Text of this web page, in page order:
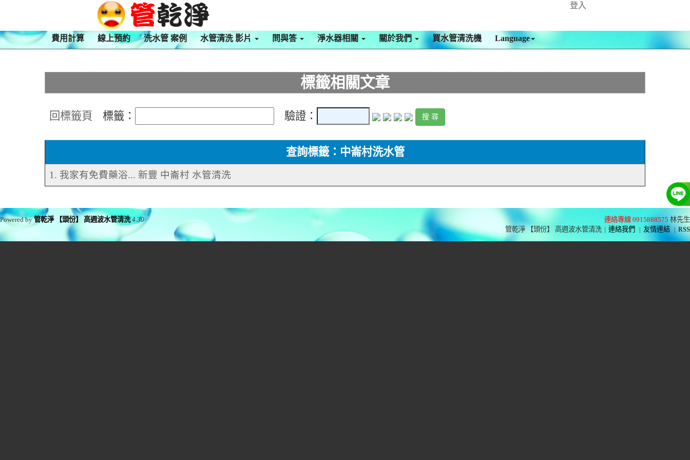
登入
費用計算 線上預約 洗水管 案例 水管清洗 影片 問與答 淨水器相關 關於我們 買水管清洗機 Language
標籤相關文章
回標籤頁 標籤： 驗證：
查詢標籤：中崙村洗水管
1. 我家有免費藥浴... 新豐 中崙村 水管清洗
連絡專線 0915888575 林先生
管乾淨 【頭份】 高週波水管清洗 | 連絡我們 | 友情連結 | RSS
Powered by管乾淨 【頭份】 高週波水管清洗 4.30